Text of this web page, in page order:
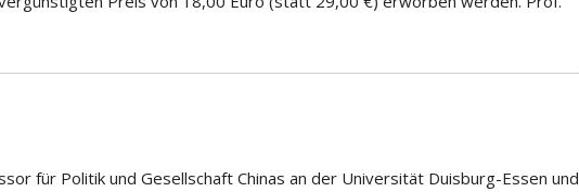
für Politik und Gesellschaft Chinas an der Universität Duisburg-Essen und